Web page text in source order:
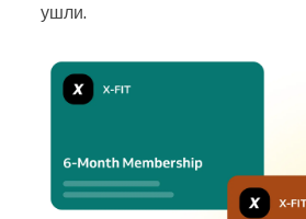
ушли.